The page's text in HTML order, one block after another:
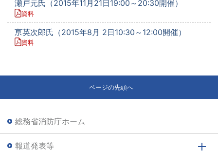
瀬戸元氏（2015年11月21日19:00～20:30開催）
資料
亰英次郎氏（2015年8月 2日10:30～12:00開催）
資料
ページの先頭へ
総務省消防庁ホーム
報道発表等